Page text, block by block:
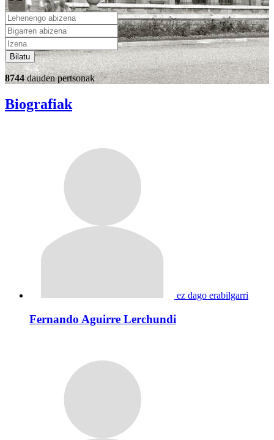
Bilatu
8744dauden pertsonak
Biografiak
ez dago erabilgarri
Fernando Aguirre Lerchundi